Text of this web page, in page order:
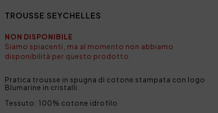
TROUSSE SEYCHELLES
NON DISPONIBILE
Siamo spiacenti, ma al momento non abbiamo
disponibilità per questo prodotto.
Pratica trousse in spugna di cotone stampata con logo
Blumarine in cristalli.
Tessuto: 100% cotone idrofilo